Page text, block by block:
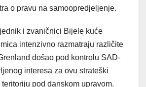
o pravu na samoopredjeljenje.
i zvaničnici Bijele kuće
intenzivno razmatraju različite
došao pod kontrolu SAD-
interesa za ovu strateški
pod danskom upravom.